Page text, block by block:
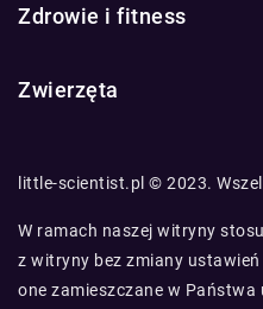
Zdrowie i fitness
Zwierzęta
little-scientist.pl © 2023.
W ramach naszej witryny
z witryny bez zmiany
one zamieszczane w